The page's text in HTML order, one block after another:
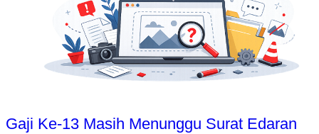
Gaji Ke-13 Masih Menunggu Surat Edaran